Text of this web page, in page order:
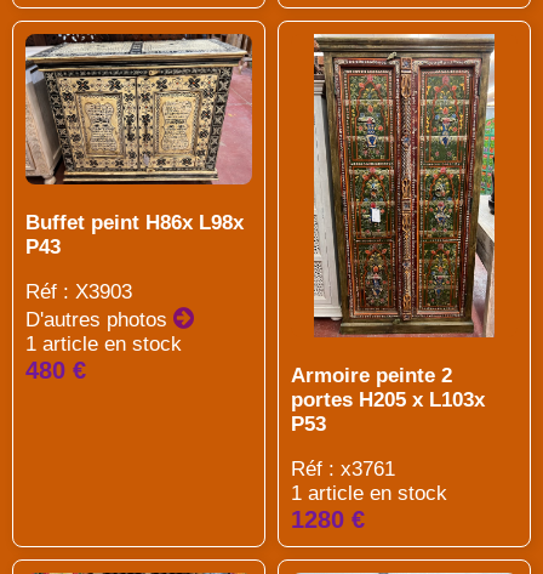
Buffet peint H86x L98x
P43
Réf : X3903
D'autres photos
1 article en stock
480 €
Armoire peinte 2
portes H205 x L103x
P53
Réf : x3761
1 article en stock
1280 €